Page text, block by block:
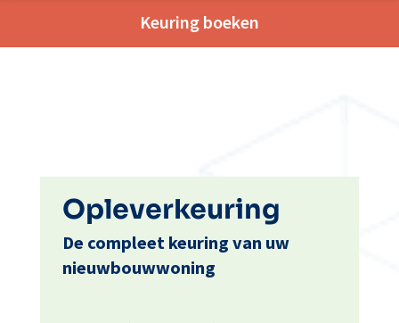
Keuring boeken
Opleverkeuring
De compleet keuring van uw
nieuwbouwwoning